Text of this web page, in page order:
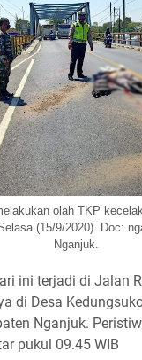
olah TKP
(15/9/2020). Doc:
Nganjuk.
ini terjadi di Jalan
di Desa
Nganjuk.
pukul 09.45 WIB